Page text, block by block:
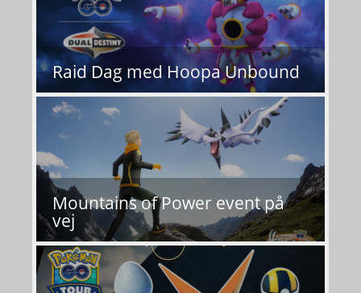
Raid Dag med Hoopa Unbound
Mountains of Power event på
vej